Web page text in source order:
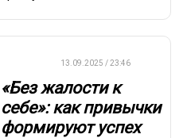
13.09.2025 / 23:46
«Без жалости к
себе»: как привычки
формируют успех